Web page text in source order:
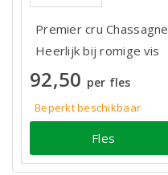
Premier cru Chassagne
Heerlijk bij romige vis
92,50 per fles
Beperkt beschikbaar
Fles